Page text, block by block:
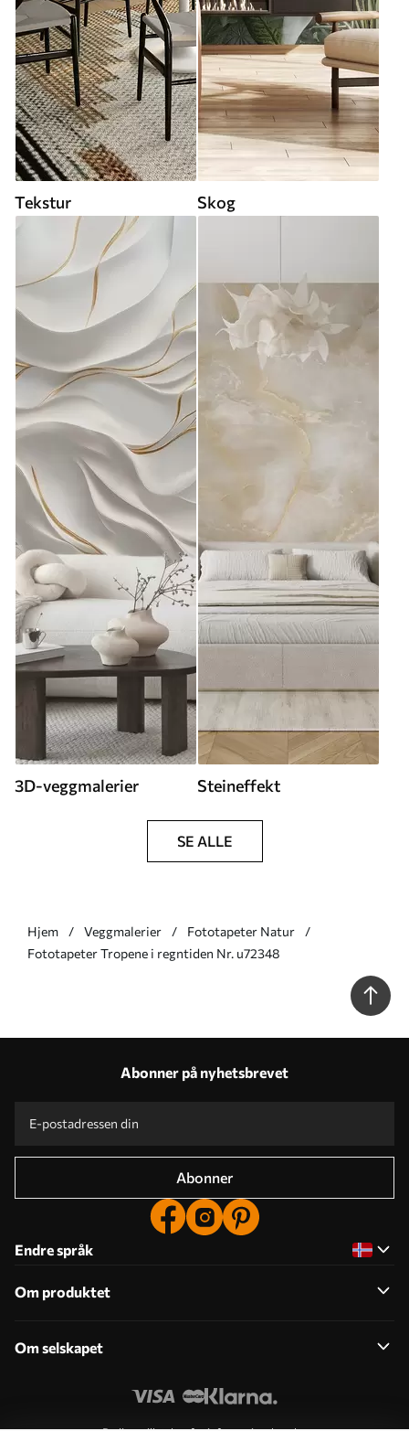
Tekstur Skog
3D-veggmalerier Steineffekt
SE ALLE
Hjem Veggmalerier
Fototapeter Natur
Fototapeter Tropene i regntiden Nr. u72348
Abonner på nyhetsbrevet
Abonner
Endre språk
Om produktet
Om selskapet